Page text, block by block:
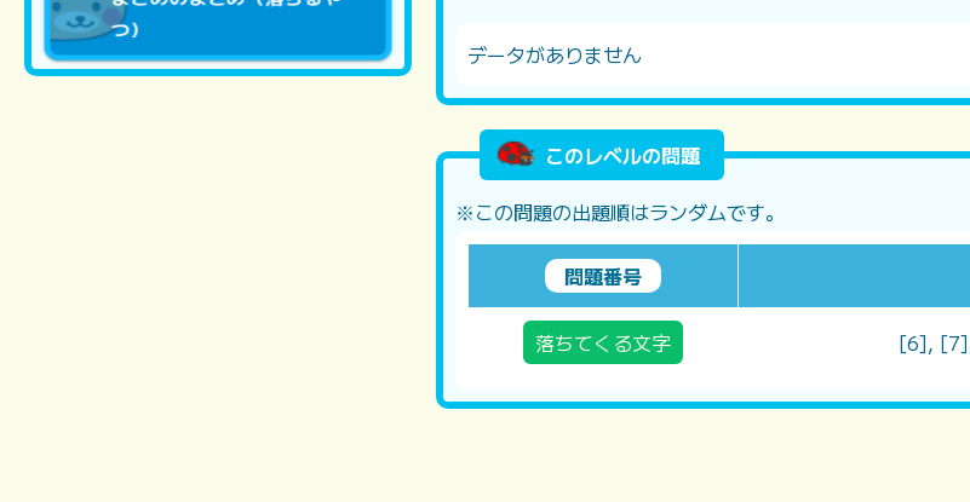
つ）
データがありません
このレベルの問題
※この問題の出題順はランダムです。
問題番号
落ちてくる文字 [6],